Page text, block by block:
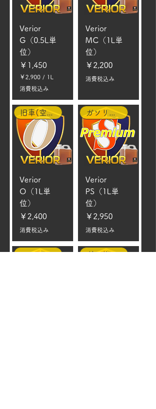
Verior
G（0.5L単
位）
価格
￥1,450
￥2,900 / 1L
￥
2
,
9
0
／
1
L
消費税込み
Verior
MC（1L単
位）
価格
￥2,200
消費税込み
旧車(空冷含む)
Verior
O（1L単
位）
価格
￥2,400
消費税込み
ガソリン車
Verior
PS（1L単
位）
価格
￥2,950
消費税込み
レースカー ガソリン車